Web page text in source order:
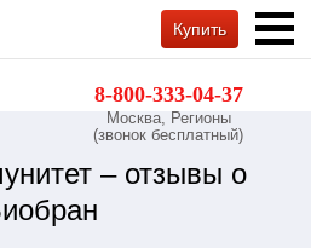
8-800-333-04-37
Москва, Регионы
(звонок бесплатный)
Купить
– отзывы о